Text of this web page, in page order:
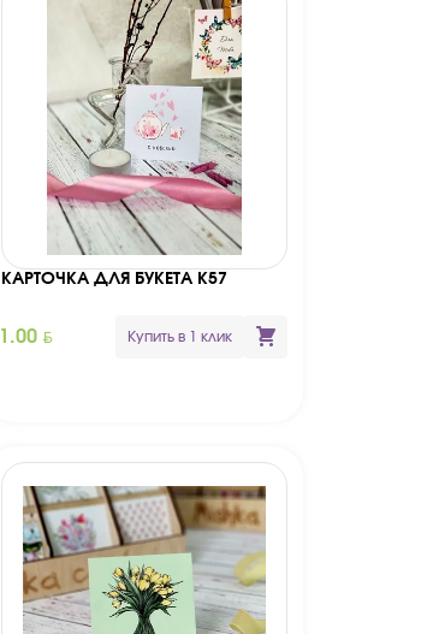
КАРТОЧКА ДЛЯ БУКЕТА К57
1.00 BYN Купить в 1 клик